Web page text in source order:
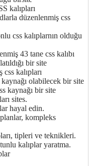
kalıpları
düzenlenmiş css
css kalıplarnın olduğu
43 tane css kalıbı
bir site
css kalıpları
olabilecek bir site
kaynağı bir site
sites.
hayal edin.
kompleks
tipleri ve teknikleri.
kalıplar yaratma.